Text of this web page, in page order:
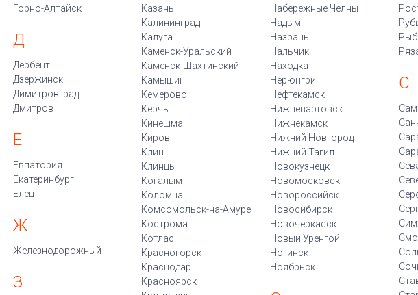
Горно-Алтайск
Д
Дербент
Дзержинск
Димитровград
Дмитров
Е
Евпатория
Екатеринбург
Елец
Ж
Железнодорожный
З
Казань
Калининград
Калуга
Каменск-Уральский
Каменск-Шахтинский
Камышин
Кемерово
Керчь
Кинешма
Киров
Клин
Клинцы
Когалым
Коломна
Комсомольск-на-Амуре
Кострома
Котлас
Красногорск
Краснодар
Красноярск
Набережные Челны
Надым
Назрань
Нальчик
Находка
Нерюнгри
Нефтекамск
Нижневартовск
Нижнекамск
Нижний Новгород
Нижний Тагил
Новокузнецк
Новомосковск
Новороссийск
Новосибирск
Новочеркасск
Новый Уренгой
Ногинск
Ноябрьск
С